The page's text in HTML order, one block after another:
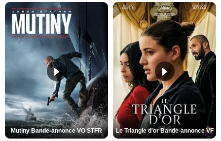
Mutiny Bande-annonce VO STFR Le Triangle d'or Bande-annonce VF